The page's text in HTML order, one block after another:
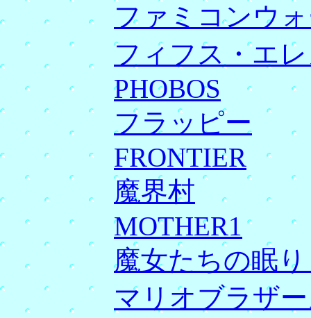
ファミコンウ
フィフス・エ
PHOBOS
フラッピー
FRONTIER
魔界村
MOTHER1
魔女たちの眠
マリオブラザ